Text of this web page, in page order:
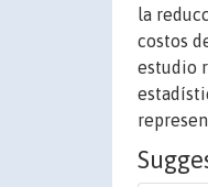
la
costos
estudio